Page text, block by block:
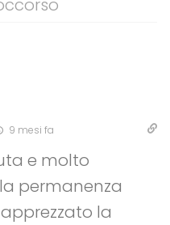
9 mesi fa
e molto
permanenza
la